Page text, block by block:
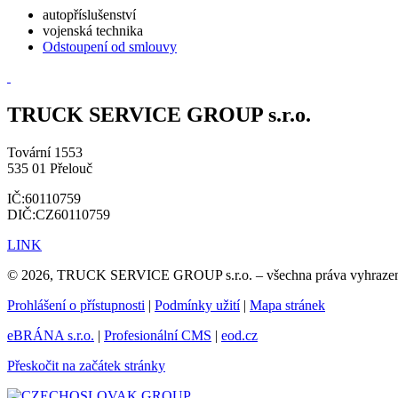
autopříslušenství
vojenská technika
Odstoupení od smlouvy
TRUCK SERVICE GROUP s.r.o.
Tovární 1553
535 01 Přelouč
IČ:60110759
DIČ:CZ60110759
LINK
© 2026, TRUCK SERVICE GROUP s.r.o. – všechna práva
Prohlášení o přístupnosti | Podmínky užití| Mapa stránek
eBRÁNA s.r.o. | Profesionální CMS | eod.cz
Přeskočit na začátek stránky